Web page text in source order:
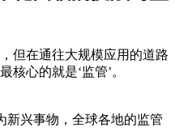
但在通往大规模应用的道路
核心的就是‘监管’。
新兴事物，全球各地的监管